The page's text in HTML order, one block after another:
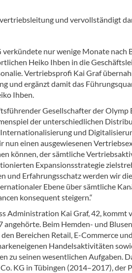
und vervollständigt
verkündete nur wenige Monate nach
Heiko Ihben in die
Vertriebsprofi Kai Graf
und ergänzt damit das
Ihben.
Gesellschafter der Olymp
der unterschiedlichen
und
nun einen ausgewiesenen
können, der sämtliche
Expansionsstrategie
und Erfahrungsschatz werden wir
Ebene über sämtliche
konsequent steigern.“
Administration Kai Graf, 42, kommt
Beim Hemden- und
Bereichen Retail, E-Commerce
Handelsaktivitäten
seinen wesentlichen Aufgaben.
KG in Tübingen (2014–2017), der